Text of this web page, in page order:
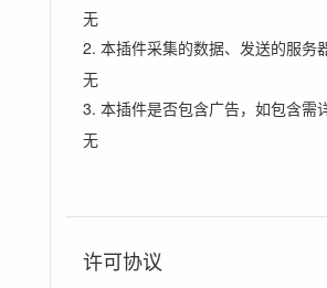
无
2. 本插件采集的数据、发送的服务
无
3. 本插件是否包含广告，如包含需
无
许可协议